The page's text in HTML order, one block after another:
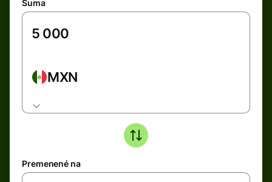
Suma
MXN
Premenené na